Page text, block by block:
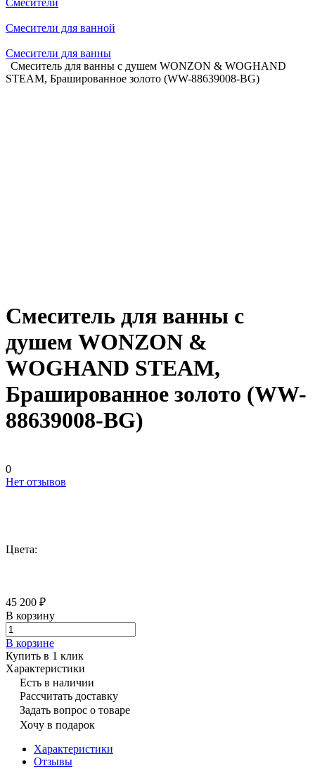
Смесители
Смесители для ванной
Смесители для ванны
Смеситель для ванны с душем WONZON & WOGHAND
STEAM, Брашированное золото (WW-88639008-BG)
Смеситель для ванны с
душем WONZON &
WOGHAND STEAM,
Брашированное золото (WW-
88639008-BG)
0
Нет отзывов
Цвета:
45 200 ₽
В корзину
В корзине
Купить в 1 клик
Характеристики
Есть в наличии
Рассчитать доставку
Задать вопрос о товаре
Хочу в подарок
Характеристики
Отзывы